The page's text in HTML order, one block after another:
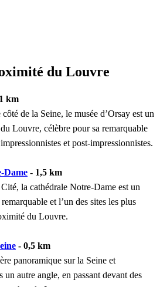
du Louvre
km
de la Seine, le musée d’Orsay est un
Louvre, célèbre pour sa remarquable
et post-impressionnistes.
Dame - 1,5 km
la cathédrale Notre-Dame est un
et l’un des sites les plus
du Louvre.
- 0,5 km
panoramique sur la Seine et
un autre angle, en passant devant des